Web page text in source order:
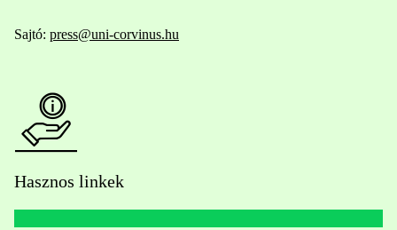
Sajtó: press@uni-corvinus.hu
Hasznos linkek